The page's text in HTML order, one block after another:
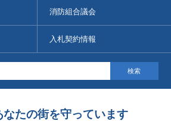
消防組合議会
入札契約情報
検索
なたの街を守っています